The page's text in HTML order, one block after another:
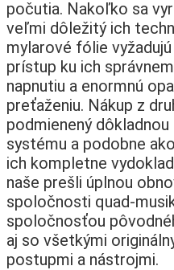
počutia. Nakoľko sa
veľmi dôležitý ich
mylarové fólie
prístup ku ich
napnutiu a enormnú
preťaženiu. Nákup z
podmienený
systému a podobne
ich kompletne
naše prešli úplnou
spoločnosti quad-
spoločnosťou
aj so všetkými
postupmi a nástrojmi.